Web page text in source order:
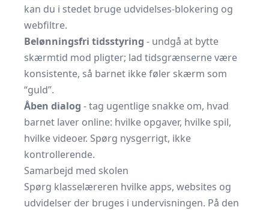
kan du i stedet bruge udvidelses-blokering og
webfiltre.
Belønningsfri tidsstyring - undgå at bytte
skærmtid mod pligter; lad tidsgrænserne være
konsistente, så barnet ikke føler skærm som
“guld”.
Åben dialog - tag ugentlige snakke om, hvad
barnet laver online: hvilke opgaver, hvilke spil,
hvilke videoer. Spørg nysgerrigt, ikke
kontrollerende.
Samarbejd med skolen
Spørg klasselæreren hvilke apps, websites og
udvidelser der bruges i undervisningen. På den